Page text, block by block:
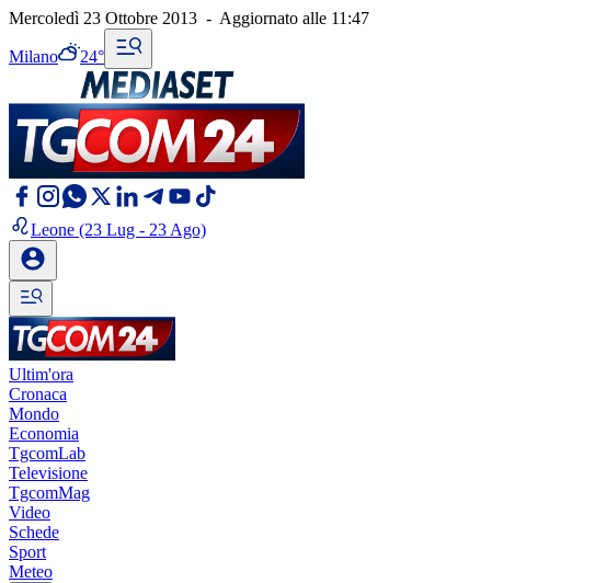
Mercoledì 23 Ottobre 2013 - Aggiornato alle 11:47
Milano 24°
Leone (23 Lug - 23 Ago)
Ultim'ora
Cronaca
Mondo
Economia
TgcomLab
Televisione
TgcomMag
Video
Schede
Sport
Meteo